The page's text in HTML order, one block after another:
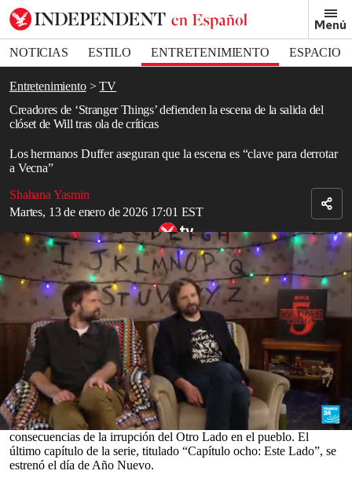
Menú
NOTICIAS ESTILO ENTRETENIMIENTO
ESPACIO
DEPORTES
Entretenimiento
TV
Creadores de ‘Stranger Things’ defienden la escena de la salida del
clóset de Will tras ola de críticas
Los hermanos Duffer aseguran que la escena es “clave para derrotar
a Vecna”
Shahana Yasmin
Martes, 13 de enero de 2026 17:01 EST
Bookmark popover
Removed from bookmarks
Close popover
seconds
Final de ‘Stranger Things’ consolida a la serie como uno de los
mayores éxitos de Netflix
Read in English
Los creadores deStranger Things
, Matt y Ross Duffer,
respondieron a las críticas de los fans sobre la escena de la salida
del clóset de Will Byers. Aseguran que les sorprendió la reacción,
pero que defienden el episodio.
Ya se estrenaron enNetflixtodos los episodios de la quinta y
última temporada de la exitosa serie de ciencia ficción, que retoman
la creciente batalla del grupo de Hawkins contra Vecna y las
consecuencias de la irrupción del Otro Lado en el pueblo. El
último capítulo de la serie, titulado “Capítulo ocho: Este Lado”, se
estrenó el día de Año Nuevo.